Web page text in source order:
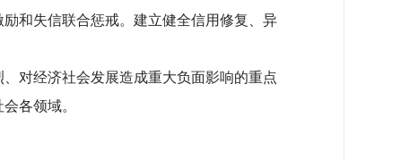
和失信联合惩戒。建立健全信用修复、异
经济社会发展造成重大负面影响的重点
各领域。